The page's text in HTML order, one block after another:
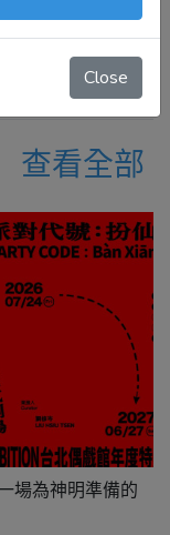
與宣傳活動
查看全部
場為神明準備的
Close